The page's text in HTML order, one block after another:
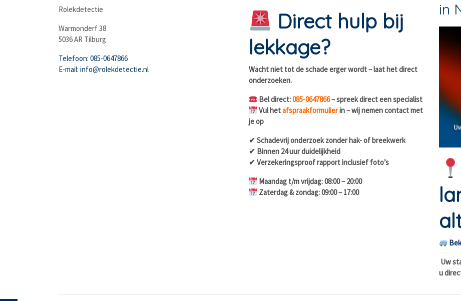
Rolekdetectie
Warmonderf 38
5036 AR Tilburg
Telefoon: 085-0647866
E-mail: info@rolekdetectie.nl
Direct hulp bij
lekkage?
Wacht niet tot de schade erger wordt – laat het direct
onderzoeken.
Bel direct:085-0647866– spreek direct een specialist
Vul hetafspraakformulierin – wij nemen contact met
je op
✔ Schadevrij onderzoek zonder hak- of breekwerk
✔ Binnen 24 uur duidelijkheid
✔ Verzekeringsproof rapport inclusief foto’s
Maandag t/m vrijdag: 08:00 – 20:00
Zaterdag & zondag: 09:00 – 17:00
in
Uw
u